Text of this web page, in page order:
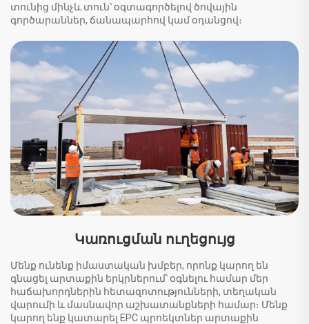
տունից մինչև տուն՝ օգտագործելով ծովային
գործարաններ, ճանապարհով կամ օդանցով։
Կառուցման ուղեցույց
Մենք ունենք իմաստական խմբեր, որոնք կարող են
գնացել արտաքին երկրներում՝ օգնելու համար մեր
հաճախորդներին հետազոտությունների, տեղական
վարումի և մասնավոր աշխատանքների համար։ Մենք
կարող ենք կատարել EPC պրոեկտներ արտաքին